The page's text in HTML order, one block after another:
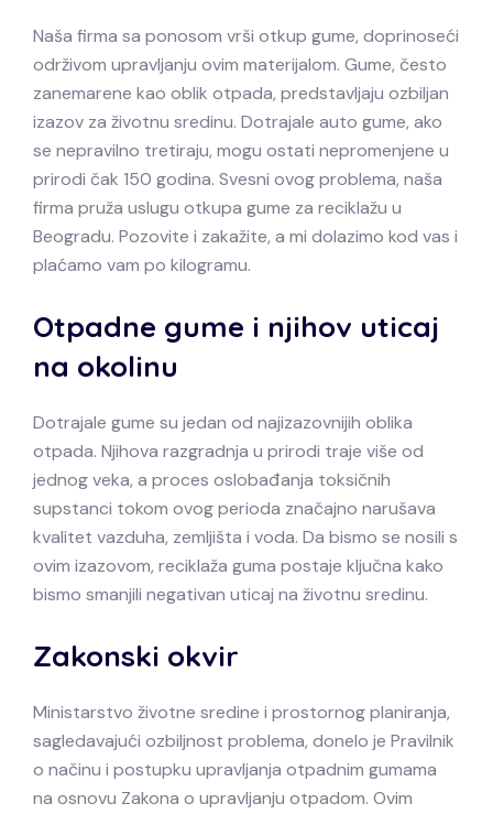
Naša firma sa ponosom vrši otkup gume, doprinoseći
održivom upravljanju ovim materijalom. Gume, često
zanemarene kao oblik otpada, predstavljaju ozbiljan
izazov za životnu sredinu. Dotrajale auto gume, ako
se nepravilno tretiraju, mogu ostati nepromenjene u
prirodi čak 150 godina. Svesni ovog problema, naša
firma pruža uslugu otkupa gume za reciklažu u
Beogradu. Pozovite i zakažite, a mi dolazimo kod vas i
plaćamo vam po kilogramu.
Otpadne gume i njihov uticaj
na okolinu
Dotrajale gume su jedan od najizazovnijih oblika
otpada. Njihova razgradnja u prirodi traje više od
jednog veka, a proces oslobađanja toksičnih
supstanci tokom ovog perioda značajno narušava
kvalitet vazduha, zemljišta i voda. Da bismo se nosili s
ovim izazovom, reciklaža guma postaje ključna kako
bismo smanjili negativan uticaj na životnu sredinu.
Zakonski okvir
Ministarstvo životne sredine i prostornog planiranja,
sagledavajući ozbiljnost problema, donelo je Pravilnik
o načinu i postupku upravljanja otpadnim gumama
na osnovu Zakona o upravljanju otpadom. Ovim